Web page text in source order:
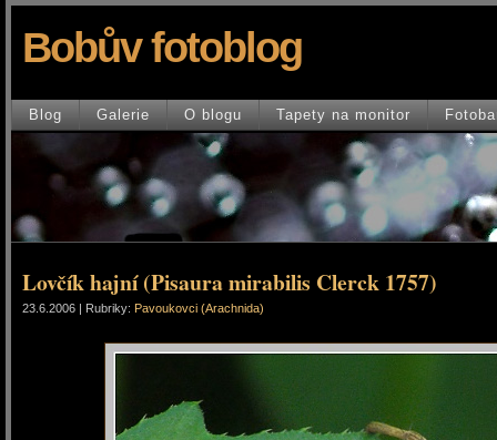
Bobův fotoblog
Blog Galerie O blogu Tapety na monitor
Lovčík hajní (Pisaura mirabilis Clerck 1757)
23.6.2006 | Rubriky: Pavoukovci (Arachnida)